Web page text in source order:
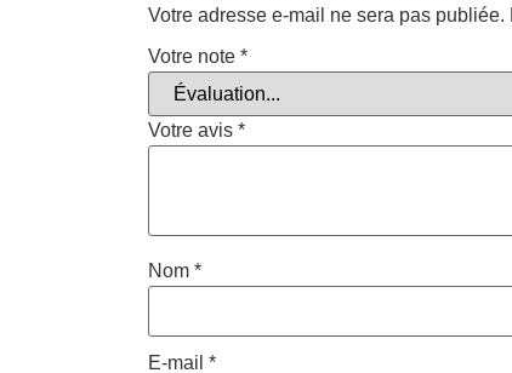
Votre adresse e-mail ne sera pas publiée.
Votre note *
Votre avis *
Nom *
E-mail *